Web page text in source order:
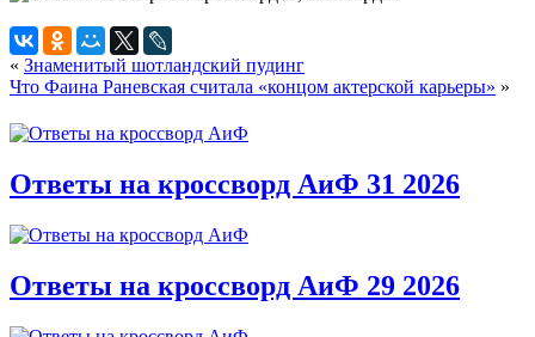
« Знаменитый шотландский пудинг
Что Фаина Раневская считала «концом актерской карьеры» »
Ответы на кроссворд АиФ 31 2026
Ответы на кроссворд АиФ 29 2026